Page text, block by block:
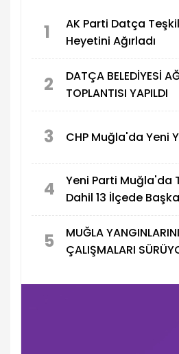
1
AK Parti Datça
Heyetini Ağırladı
2
DATÇA BELEDİYESİ
TOPLANTISI YAPILDI
3 CHP Muğla'da Yeni
4
Yeni Parti Muğla'da
Dahil 13 İlçede
5
MUĞLA
ÇALIŞMALARI